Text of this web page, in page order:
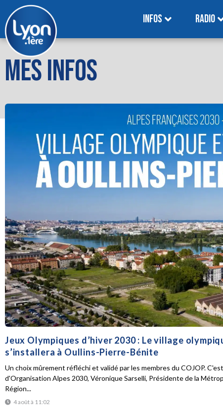
INFOS RADIO
MES INFOS
Jeux Olympiques d’hiver 2030 : Le village
s’installera à Oullins-Pierre-Bénite
4 août à 11:02
Un choix mûrement réfléchi et validé par les membres du COJOP.
d'Organisation Alpes 2030, Véronique Sarselli, Présidente de la
Région...